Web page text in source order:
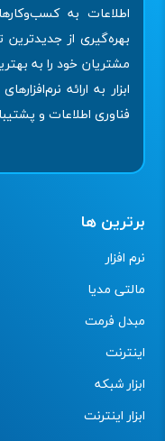
اطلاعات به
بهره‌گیری از جدیدترین
مشتریان خود را به
ابزار به ارائه
فناوری اطلاعات و
برترین ها
نرم افزار
مالتی مدیا
مبدل فرمت
اینترنت
ابزار شبکه
ابزار اینترنت